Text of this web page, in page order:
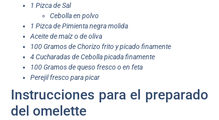
1 Pizca de Sal
Cebolla en polvo
1 Pizca de Pimienta negra molida
Aceite de maíz o de oliva
100 Gramos de Chorizo frito y picado finamente
4 Cucharadas de Cebolla picada finamente
100 Gramos de queso fresco o en feta
Perejil fresco para picar
Instrucciones para el preparado
del omelette